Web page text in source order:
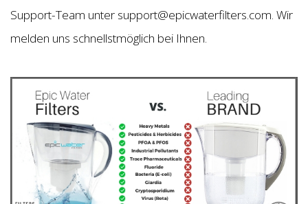
Support-Team unter support@epicwaterfilters.com. Wir
melden uns schnellstmöglich bei Ihnen.